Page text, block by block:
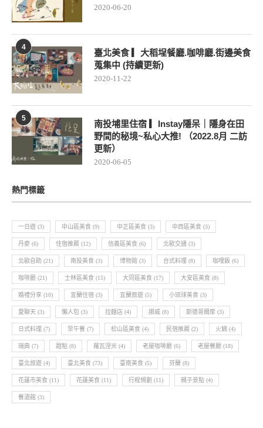
2020-06-20
4
臺北美食 ▎大稻埕餐廳.咖啡廳.街邊美食
蒐集中 (持續更新)
2020-11-22
5
南投埔里住宿 ▎Instay隱呆｜隱身在田
野間的秘境~私心大推! （2022.8月 二訪
更新）
2020-06-05
熱門標籤
一日遊 (3) 中山區美食 (9) 中正區美食 (3) 中西區美食 (3)
丹麥 (6) 住宿推薦 (12) 信義區美食 (6) 北歐交通 (3)
北歐自助 (21) 南投美食 (3) 博物館 (3) 台式料理 (8) 咖哩飯 (6)
咖啡廳 (21) 士林區美食 (15) 大同區美食 (17) 大安區美食 (8)
婚禮分享 (10) 宜蘭住宿 (3) 宜蘭旅遊 (5) 小琉球美食 (3)
愛聊天 (3) 懶人包 (3) 拉麵店 (4) 挪威 (8) 斯德哥爾摩 (3)
日式料理 (7) 早午餐 (7) 松山區美食 (4) 民宿推薦 (2) 火鍋 (4)
瑞典 (7) 甜點 (8) 羅瓦涅米 (4) 老屋咖啡廳 (6) 老屋餐廳 (18)
臺北旅遊 (4) 臺北美食 (73) 臺南美食 (5) 芬蘭 (8)
花蓮市美食 (11) 花蓮美食 (11) 行程規劃 (11) 親子景點 (4)
餐酒館 (3)